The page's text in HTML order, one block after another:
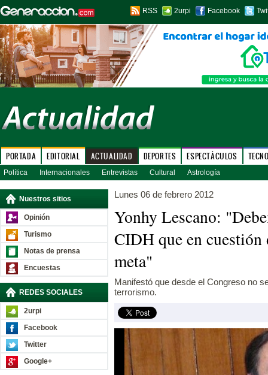
RSS 2urpi Facebook
PORTADA EDITORIAL ACTUALIDAD DEPORTES ESPECTÁCULOS
Política Internacionales Entrevistas Cultural Astrología
Nuestros sitios
Opinión
Turismo
Notas de prensa
Encuestas
REDES SOCIALES
2urpi
Facebook
Twitter
Google+
Lunes 06 de febrero 2012
Yonhy Lescano:
CIDH que en
meta"
Manifestó que desde el Congreso no
terrorismo.